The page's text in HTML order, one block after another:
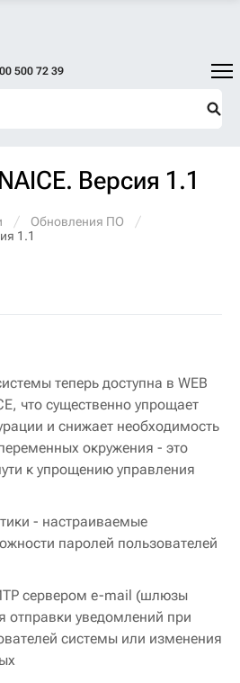
500 72 39
Версия 1.1
Обновления ПО
1.1
теперь доступна в WEB
что существенно упрощает
и снижает необходимость
окружения - это
к упрощению управления
- настраиваемые
паролей пользователей
сервером e-mail (шлюзы
отправки уведомлений при
системы или изменения